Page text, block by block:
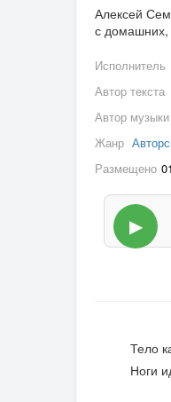
Алексей
с домашних,
Исполнитель
Автор текста
Автор музыки
Жанр
Размещено
▶
Тело
Ноги